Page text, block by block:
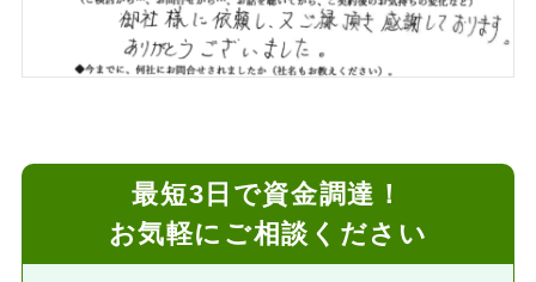
最短3日で資金調達！
お気軽にご相談ください